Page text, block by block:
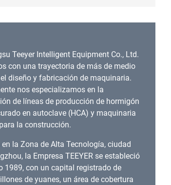
Teeyer Intelligent Equipment Co., Ltd.
con una trayectoria de más de medio
diseño y fabricación de maquinaria.
nos especializamos en la
de líneas de producción de hormigón
en autoclave (HCA) y maquinaria
la construcción.
en la Zona de Alta Tecnología, ciudad
la Empresa TEEYER se estableció
1989, con un capital registrado de
de yuanes, un área de cobertura